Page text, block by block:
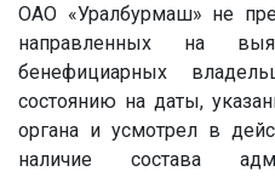
ОАО «Уралбурмаш» не
направленных на
бенефициарных
состоянию на даты,
органа и усмотрел в
наличие состава